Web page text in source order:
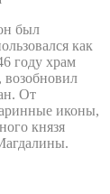
был
как
году храм
возобновил
От
иконы,
князя